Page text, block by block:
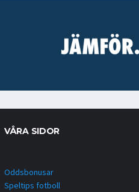
VÅRA SIDOR
Oddsbonusar
Speltips fotboll